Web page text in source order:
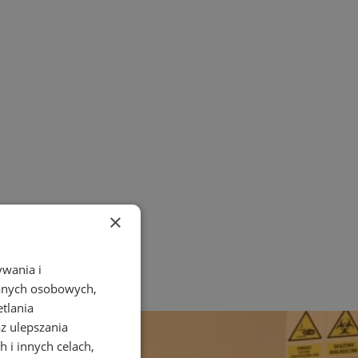
×
i
osobowych,
ulepszania
i innych celach,